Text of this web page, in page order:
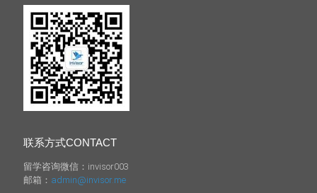
联系方式CONTACT
留学咨询微信：invisor003
邮箱： admin@invisor.me